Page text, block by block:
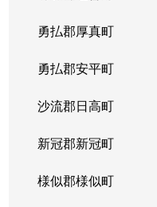
勇払郡厚真町
勇払郡安平町
沙流郡日高町
新冠郡新冠町
様似郡様似町